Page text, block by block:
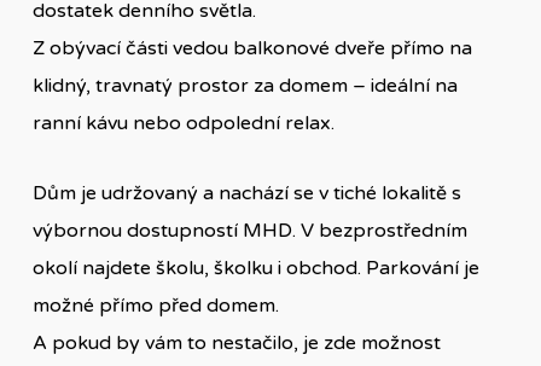
dostatek denního světla.
Z obývací části vedou balkonové dveře přímo na
klidný, travnatý prostor za domem – ideální na
ranní kávu nebo odpolední relax.
Dům je udržovaný a nachází se v tiché lokalitě s
výbornou dostupností MHD. V bezprostředním
okolí najdete školu, školku i obchod. Parkování je
možné přímo před domem.
A pokud by vám to nestačilo, je zde možnost